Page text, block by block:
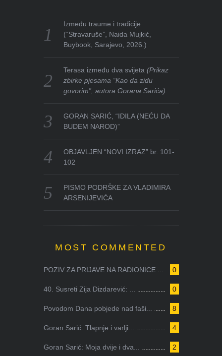
Između traume i tradicije
(“Stravaruše”, Naida Mujkić,
Buybook, Sarajevo, 2026.)
Terasa između dva svijeta(Prikaz
zbirke pjesama “Kao da zidu
govorim”, autora Gorana Sarića)
GORAN SARIĆ, “IDILA (NEĆU DA
BUDEM NAROD)”
OBJAVLJEN “NOVI IZRAZ” br. 101-
102
PISMO PODRŠKE ZA VLADIMIRA
ARSENIJEVIĆA
MOST COMMENTED
0
POZIV ZA PRIJAVE NA RADIONICE ...
0
40. Susreti Zija Dizdarević: ...
8
Povodom Dana pobjede nad faši...
4
Goran Sarić: Tlapnje i varlji...
2
Goran Sarić: Moja dvije i dva...